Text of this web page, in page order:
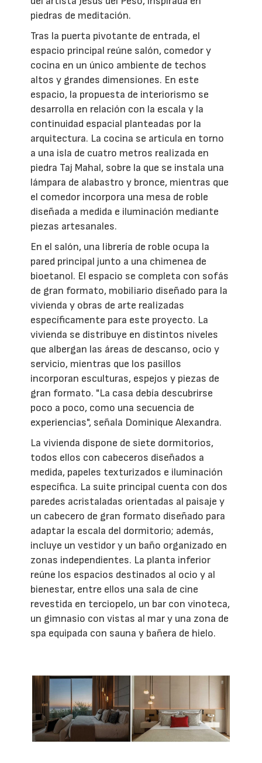
piedras de meditación.
Tras la puerta pivotante de entrada, el
espacio principal reúne salón, comedor y
cocina en un único ambiente de techos
altos y grandes dimensiones. En este
espacio, la propuesta de interiorismo se
desarrolla en relación con la escala y la
continuidad espacial planteadas por la
arquitectura. La cocina se articula en torno
a una isla de cuatro metros realizada en
piedra Taj Mahal, sobre la que se instala una
lámpara de alabastro y bronce, mientras que
el comedor incorpora una mesa de roble
diseñada a medida e iluminación mediante
piezas artesanales.
En el salón, una librería de roble ocupa la
pared principal junto a una chimenea de
bioetanol. El espacio se completa con sofás
de gran formato, mobiliario diseñado para la
vivienda y obras de arte realizadas
específicamente para este proyecto. La
vivienda se distribuye en distintos niveles
que albergan las áreas de descanso, ocio y
servicio, mientras que los pasillos
incorporan esculturas, espejos y piezas de
gran formato. "La casa debía descubrirse
poco a poco, como una secuencia de
experiencias", señala Dominique Alexandra.
La vivienda dispone de siete dormitorios,
todos ellos con cabeceros diseñados a
medida, papeles texturizados e iluminación
específica. La suite principal cuenta con dos
paredes acristaladas orientadas al paisaje y
un cabecero de gran formato diseñado para
adaptar la escala del dormitorio; además,
incluye un vestidor y un baño organizado en
zonas independientes. La planta inferior
reúne los espacios destinados al ocio y al
bienestar, entre ellos una sala de cine
revestida en terciopelo, un bar con vinoteca,
un gimnasio con vistas al mar y una zona de
spa equipada con sauna y bañera de hielo.